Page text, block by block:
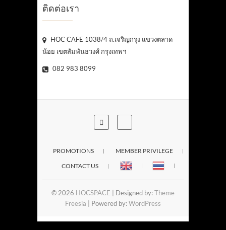
ติดต่อเรา
HOC CAFE 1038/4 ถ.เจริญกรุง แขวงตลาด
น้อย เขตสัมพันธวงศ์ กรุงเทพฯ
082 983 8099
PROMOTIONS
MEMBER PRIVILEGE
CONTACT US
© 2026 HOCSPACE | Designed by:Theme
Freesia | Powered by:WordPress